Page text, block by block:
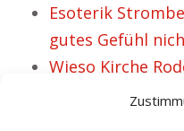
Esoterik
gutes Gefühl
Wieso Kirche
Esoterik wichtig